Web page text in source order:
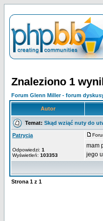
Znaleziono 1
Forum Glenn Miller - forum
Autor
Temat: Skąd wziąć nuty do
Patrycja
Odpowiedzi: 1
Wyświetleń: 103353
mam
jego
Strona 1 z 1